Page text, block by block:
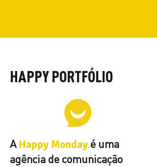
HAPPY PORTFÓLIO
A Happy Monday é uma
agência de comunicação